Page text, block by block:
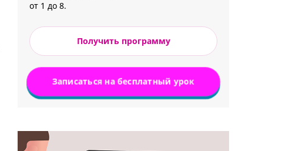
от 1 до 8.
Получить программу
Записаться на бесплатный урок